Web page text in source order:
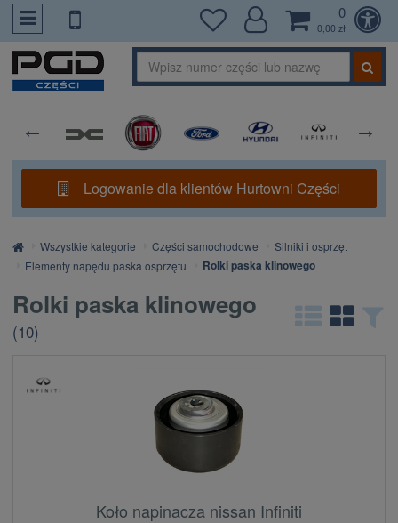
PrzejdzDoTresci
0
0,00 zł
Logowanie dla klientów Hurtowni Części
Strona
główna
Wszystkie kategorie Części samochodowe
Silniki i osprzęt
Elementy napędu paska osprzętu
Rolki paska klinowego
Rolki paska klinowego
(10)
Koło napinacza nissan Infiniti